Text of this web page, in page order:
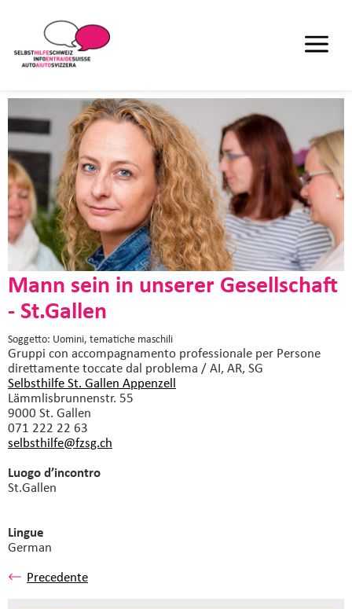
Mann sein in unserer Gesellschaft
- St.Gallen
Soggetto: Uomini, tematiche maschili
Gruppi con accompagnamento professionale per Persone
direttamente toccate dal problema / AI, AR, SG
Selbsthilfe St. Gallen Appenzell
Lämmlisbrunnenstr. 55
9000 St. Gallen
071 222 22 63
selbsthilfe@fzsg.ch
Luogo d’incontro
St.Gallen
Lingue
German
Precedente